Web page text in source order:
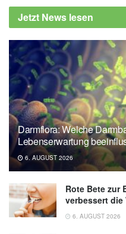
Jetzt News lesen
Darmflora: Welche
Lebenserwartung
6. AUGUST 2026
Rote Bete zur
verbessert die
6. AUGUST 2026